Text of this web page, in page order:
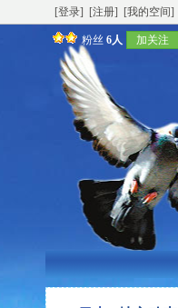
[登录] [注册] [我的空间]
粉丝 6人 加关注